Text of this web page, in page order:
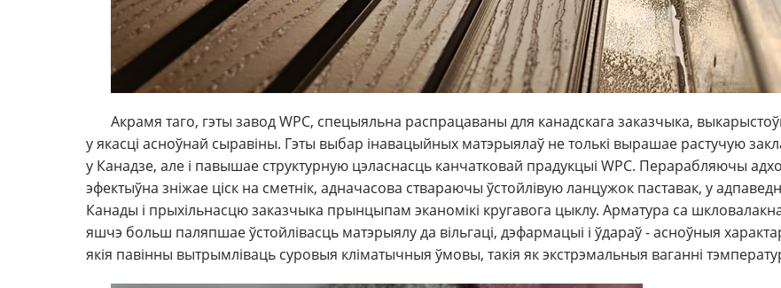
Акрамя таго, гэты завод WPC, спецыяльна распрацаваны для канадскага заказчыка,
у якасці асноўнай сыравіны. Гэты выбар інавацыйных матэрыялаў не толькі вырашае растучую
у Канадзе, але і павышае структурную цэласнасць канчатковай прадукцыі WPC. Перарабляючы
эфектыўна зніжае ціск на сметнік, адначасова ствараючы ўстойлівую ланцужок паставак, у
Канады і прыхільнасцю заказчыка прынцыпам эканомікі кругавога цыклу. Арматура са
яшчэ больш паляпшае ўстойлівасць матэрыялу да вільгаці, дэфармацыі і ўдараў - асноўныя
якія павінны вытрымліваць суровыя кліматычныя ўмовы, такія як экстрэмальныя ваганні